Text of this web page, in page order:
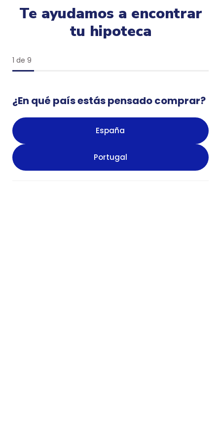
Te ayudamos a encontrar
tu hipoteca
1 de 9
¿En qué país estás pensado comprar?
España
Portugal